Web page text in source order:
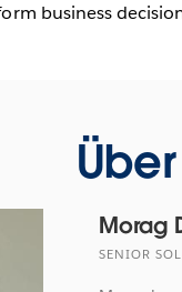
business
Morag
SENIOR